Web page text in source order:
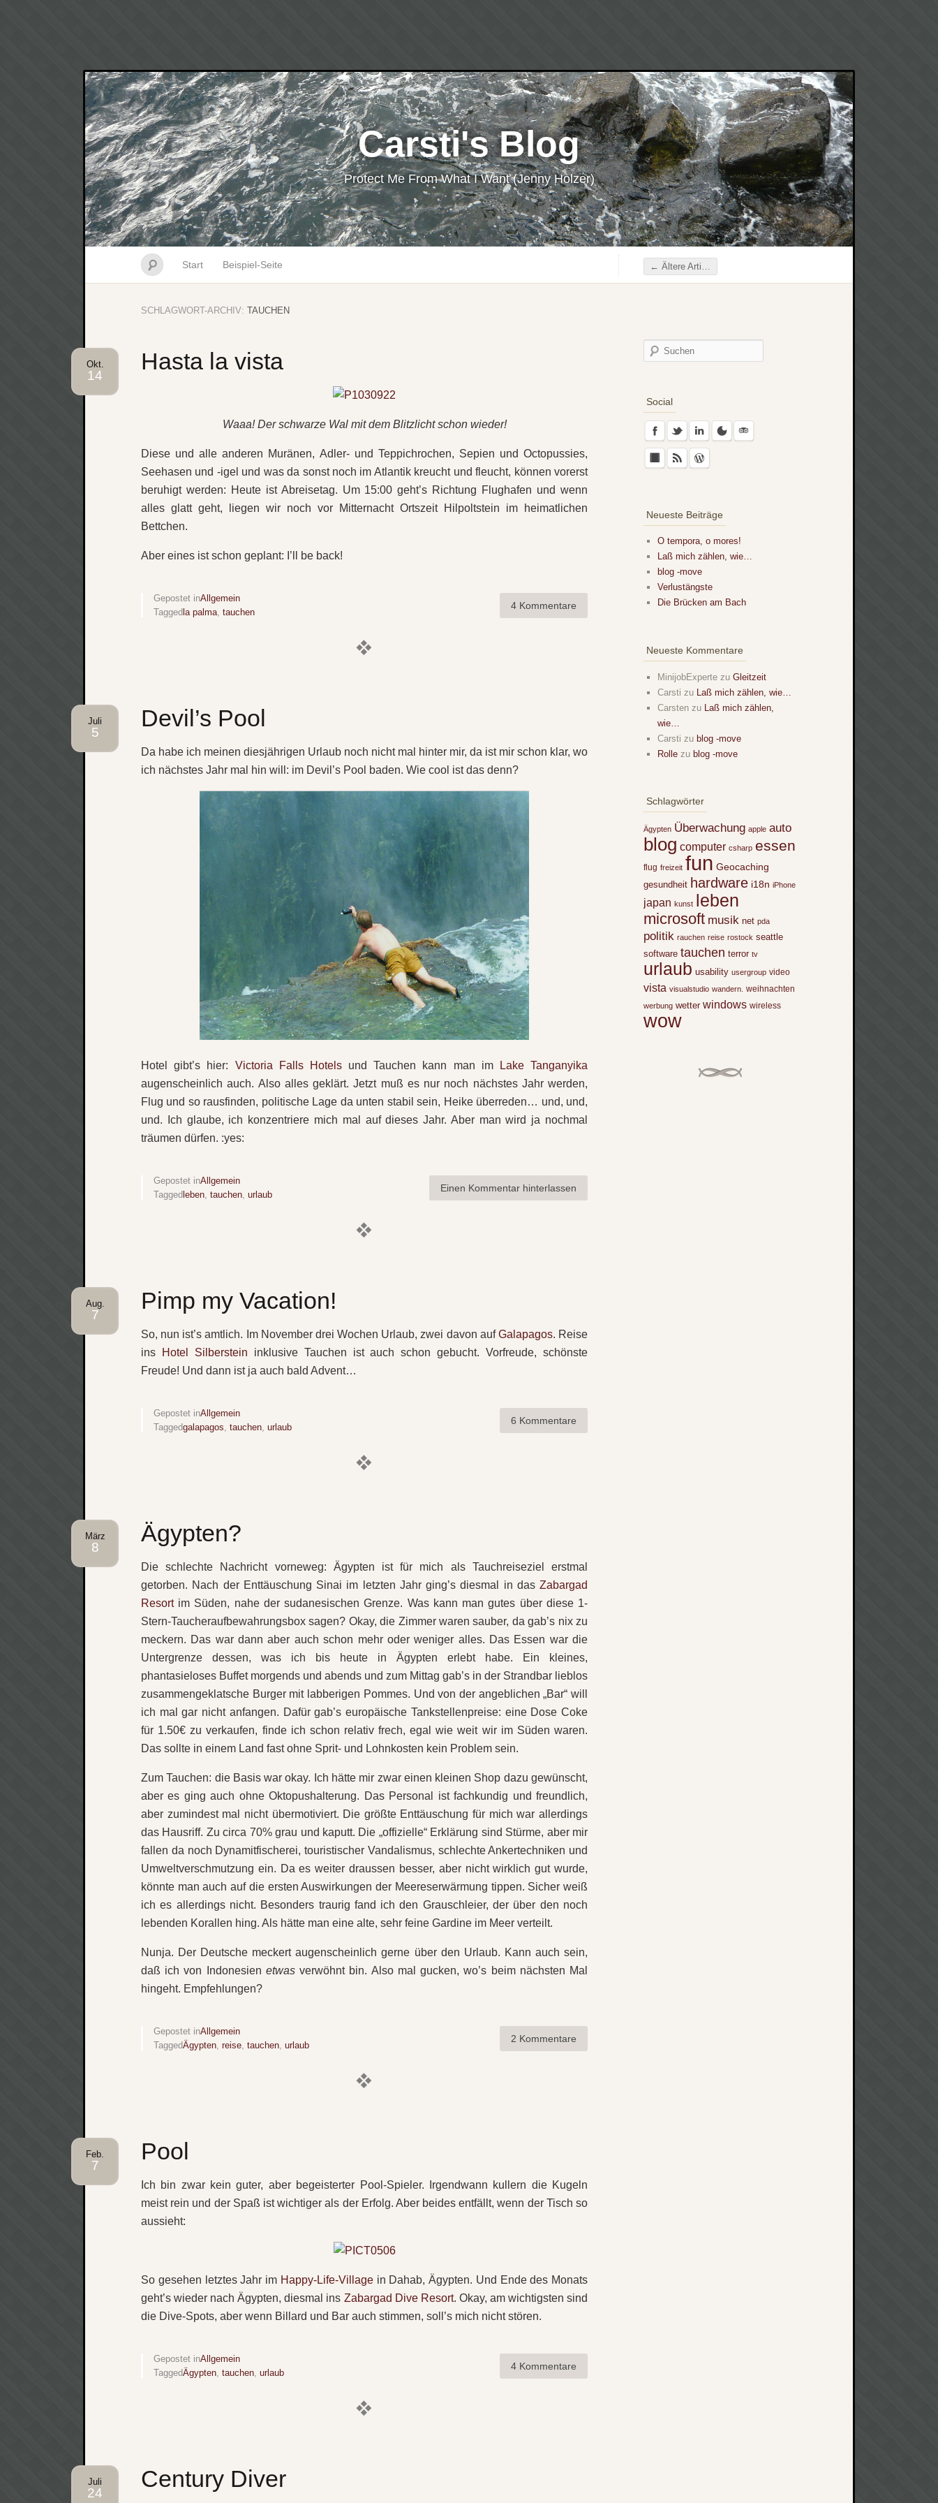
Carsti's Blog
Protect Me From What I Want (Jenny Holzer)
Start Beispiel-Seite
SCHLAGWORT-ARCHIV: TAUCHEN
Beitragsnavigation
← Ältere Artikel
Hasta la vista
Okt.
14
Waaa! Der schwarze Wal mit dem Blitzlicht schon wieder!
Diese und alle anderen Muränen, Adler- und Teppichrochen, Sepien und Octopussies,
Seehasen und -igel und was da sonst noch im Atlantik kreucht und fleucht, können vorerst
beruhigt werden: Heute ist Abreisetag. Um 15:00 geht’s Richtung Flughafen und wenn
alles glatt geht, liegen wir noch vor Mitternacht Ortszeit Hilpoltstein im heimatlichen
Bettchen.
Aber eines ist schon geplant: I’ll be back!
4 Kommentare
Gepostet inAllgemein
Tagged la palma tauchen
Devil’s Pool
Juli
5
Da habe ich meinen diesjährigen Urlaub noch nicht mal hinter mir, da ist mir schon klar, wo
ich nächstes Jahr mal hin will: im Devil’s Pool baden. Wie cool ist das denn?
Hotel gibt’s hier: Victoria Falls Hotelsund Tauchen kann man im
Lake Tanganyika
augenscheinlich auch. Also alles geklärt. Jetzt muß es nur noch nächstes Jahr werden,
Flug und so rausfinden, politische Lage da unten stabil sein, Heike überreden… und, und,
und. Ich glaube, ich konzentriere mich mal auf dieses Jahr. Aber man wird ja nochmal
träumen dürfen. :yes:
Einen Kommentar hinterlassen
Gepostet inAllgemein
Tagged leben tauchen urlaub
Pimp my Vacation!
Aug.
7
So, nun ist’s amtlich. Im November drei Wochen Urlaub, zwei davon aufGalapagos. Reise
ins
Hotel Silberstein inklusive Tauchen ist auch schon gebucht. Vorfreude, schönste
Freude! Und dann ist ja auch bald Advent…
6 Kommentare
Gepostet inAllgemein
Taggedgalapagos tauchen urlaub
Ägypten?
März
8
Die schlechte Nachricht vorneweg: Ägypten ist für mich als Tauchreiseziel erstmal
getorben. Nach der Enttäuschung Sinai im letzten Jahr ging’s diesmal in das Zabargad
Resortim Süden, nahe der sudanesischen Grenze. Was kann man gutes über diese 1-
Stern-Taucheraufbewahrungsbox sagen? Okay, die Zimmer waren sauber, da gab’s nix zu
meckern. Das war dann aber auch schon mehr oder weniger alles. Das Essen war die
Untergrenze dessen, was ich bis heute in Ägypten erlebt habe. Ein kleines,
phantasieloses Buffet morgends und abends und zum Mittag gab’s in der Strandbar lieblos
zusammengeklatsche Burger mit labberigen Pommes. Und von der angeblichen „Bar“ will
ich mal gar nicht anfangen. Dafür gab’s europäische Tankstellenpreise: eine Dose Coke
für 1.50€ zu verkaufen, finde ich schon relativ frech, egal wie weit wir im Süden waren.
Das sollte in einem Land fast ohne Sprit- und Lohnkosten kein Problem sein.
Zum Tauchen: die Basis war okay. Ich hätte mir zwar einen kleinen Shop dazu gewünscht,
aber es ging auch ohne Oktopushalterung. Das Personal ist fachkundig und freundlich,
aber zumindest mal nicht übermotiviert. Die größte Enttäuschung für mich war allerdings
das Hausriff. Zu circa 70% grau und kaputt. Die „offizielle“ Erklärung sind Stürme, aber mir
fallen da noch Dynamitfischerei, touristischer Vandalismus, schlechte Ankertechniken und
Umweltverschmutzung ein. Da es weiter draussen besser, aber nicht wirklich gut wurde,
könnte man auch auf die ersten Auswirkungen der Meereserwärmung tippen. Sicher weiß
ich es allerdings nicht. Besonders traurig fand ich den Grauschleier, der über den noch
lebenden Korallen hing. Als hätte man eine alte, sehr feine Gardine im Meer verteilt.
Nunja. Der Deutsche meckert augenscheinlich gerne über den Urlaub. Kann auch sein,
daß ich von Indonesien etwasverwöhnt bin. Also mal gucken, wo’s beim nächsten Mal
hingeht. Empfehlungen?
2 Kommentare
Gepostet inAllgemein
TaggedÄgypten reise tauchen urlaub
Pool
Feb.
7
Ich bin zwar kein guter, aber begeisterter Pool-Spieler. Irgendwann kullern die Kugeln
meist rein und der Spaß ist wichtiger als der Erfolg. Aber beides entfällt, wenn der Tisch so
aussieht:
So gesehen letztes Jahr im Happy-Life-Villagein Dahab, Ägypten. Und Ende des Monats
geht’s wieder nach Ägypten, diesmal ins Zabargad Dive Resort. Okay, am wichtigsten sind
die Dive-Spots, aber wenn Billard und Bar auch stimmen, soll’s mich nicht stören.
4 Kommentare
Gepostet inAllgemein
TaggedÄgypten tauchen urlaub
Century Diver
Juli
24
Social
Neueste Beiträge
O tempora, o mores!
Laß mich zählen, wie…
blog -move
Verlustängste
Die Brücken am Bach
Neueste Kommentare
MinijobExperte zu Gleitzeit
Carsti zu Laß mich zählen, wie…
Carsten zu Laß mich zählen,
wie…
Carsti zu blog -move
Rolle zu blog -move
Schlagwörter
Ägypten Überwachung apple auto
blog computer csharp essen
flug freizeit fun Geocaching
gesundheit hardware i18n iPhone
japan kunst leben
microsoft musik net pda
politik rauchen reise rostock seattle
software tauchen terror tv
urlaub usability usergroup video
vista visualstudio wandern. weihnachten
werbung wetter windows wireless
wow